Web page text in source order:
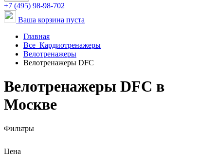
+7 (495) 98-98-702
Ваша корзина пуста
Главная
Все Кардиотренажеры
Велотренажеры
Велотренажеры DFC
Велотренажеры DFC в
Москве
Фильтры
Цена